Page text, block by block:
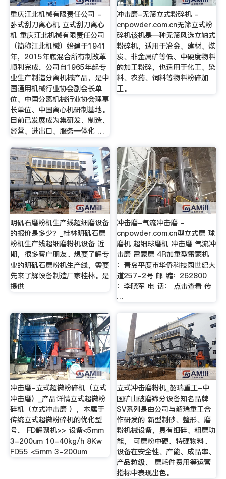
重庆江北机械有限责任公司 -
卧式刮刀离心机 立式刮刀离心
机 重庆江北机械有限责任公司
（简称江北机械）始建于1941
年，2015年底混合所有制改革
顺利完成。公司自1965年起专
业生产制造分离机械产品，是中
国通用机械行业协会副会长单
位、中国分离机械行业协会理事
长单位、中国离心机研制基地。
目前已发展成为集研发、制造、
经营、进出口、服务一体化 …
冲击磨-无筛立式粉碎机 -
cnpowder.com.cn无筛立式粉
碎机该机是一种无筛风选立轴式
粉碎机，适用于冶金、建材、煤
炭、非金属矿等低、中硬度物料
的加工粉碎，也适用于化工、染
料、农药、饲料等物料粉碎加
工。
明矾石磨粉机生产线超细磨设备
的报价是多少？_桂林明矾石磨
粉机生产线超细磨粉机设备 近
期，很多客户朋友。想要了解专
业的明矾石磨粉机生产线，需要
先来了解设备制造厂家桂林。是
提供
冲击磨-气流冲击磨 -
cnpowder.com.cn型立式磨 球
磨机 超细球磨机 冲击磨 气流冲
击磨 雷蒙磨 4R加重型雷蒙机
：青岛平度市华侨科技园世纪大
道257-2号 邮 编：262800
：李晓军 电 话： 点击查看 传
…
冲击磨-立式超微粉碎机（立式
冲击磨）_产品详情立式超微粉
碎机（立式冲击磨 ），本属于
传统立式超微粉碎机的优化型
号。 FD解聚机>> 设备<5mm
3-200um 10-40kg/h 8Kw
FD55 <5mm 3-200um
立式冲击磨粉机_韶瑞重工-中
国矿山破磨筛分设备知名品牌
SV系列是由公司与韶瑞重工合
作研发的 新型制砂、整形、磨
粉机械设备，具有细碎、粗磨功
能， 可磨粉中硬、特硬物料。
设备在安全性、产能、成品率、
产品粒级、 磨耗件费用等运营
指标中表现出色。